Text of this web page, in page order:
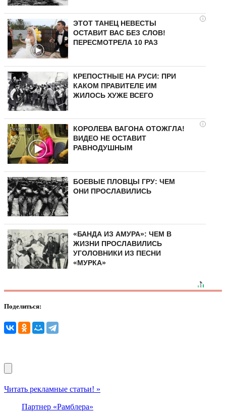
i
ЭТОТ ТАНЕЦ НЕВЕСТЫ
ОСТАВИТ ВАС БЕЗ СЛОВ!
ПЕРЕСМОТРЕЛА 10 РАЗ
КРЕПОСТНЫЕ НА РУСИ: ПРИ
КАКОМ ПРАВИТЕЛЕ ИМ
ЖИЛОСЬ ХУЖЕ ВСЕГО
i
КОРОЛЕВА ВАГОНА ОТОЖГЛА!
ВИДЕО НЕ ОСТАВИТ
РАВНОДУШНЫМ
БОЕВЫЕ ПЛОВЦЫ ГРУ: ЧЕМ
ОНИ ПРОСЛАВИЛИСЬ
«БАНДА ИЗ АМУРА»: ЧЕМ В
ЖИЗНИ ПРОСЛАВИЛИСЬ
УГОЛОВНИКИ ИЗ ПЕСНИ
«МУРКА»
Поделиться:
Читать рекламные статьи! »
Партнер «Рамблера»